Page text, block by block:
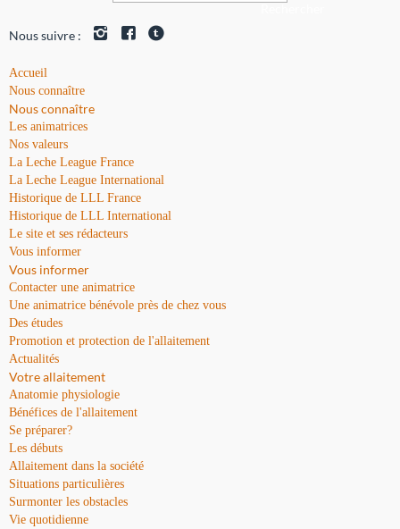
Nous suivre :
Accueil
Nous connaître
Nous connaître
Les animatrices
Nos valeurs
La Leche League France
La Leche League International
Historique de LLL France
Historique de LLL International
Le site et ses rédacteurs
Vous informer
Vous informer
Contacter une animatrice
Une animatrice bénévole près de chez vous
Des études
Promotion et protection de l'allaitement
Actualités
Votre allaitement
Anatomie physiologie
Bénéfices de l'allaitement
Se préparer?
Les débuts
Allaitement dans la société
Situations particulières
Surmonter les obstacles
Vie quotidienne